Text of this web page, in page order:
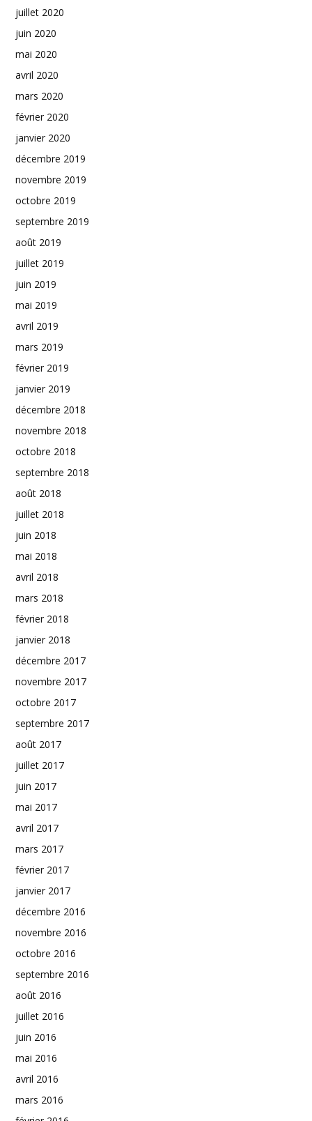
juillet 2020
juin 2020
mai 2020
avril 2020
mars 2020
février 2020
janvier 2020
décembre 2019
novembre 2019
octobre 2019
septembre 2019
août 2019
juillet 2019
juin 2019
mai 2019
avril 2019
mars 2019
février 2019
janvier 2019
décembre 2018
novembre 2018
octobre 2018
septembre 2018
août 2018
juillet 2018
juin 2018
mai 2018
avril 2018
mars 2018
février 2018
janvier 2018
décembre 2017
novembre 2017
octobre 2017
septembre 2017
août 2017
juillet 2017
juin 2017
mai 2017
avril 2017
mars 2017
février 2017
janvier 2017
décembre 2016
novembre 2016
octobre 2016
septembre 2016
août 2016
juillet 2016
juin 2016
mai 2016
avril 2016
mars 2016